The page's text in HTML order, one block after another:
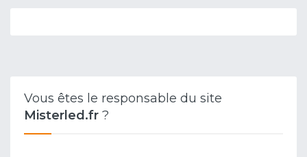
Vous êtes le responsable du site
Misterled.fr ?